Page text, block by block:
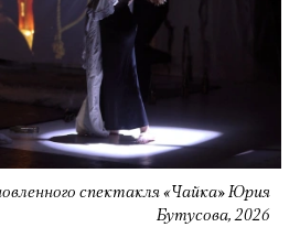
спектакля «Чайка» Юрия
Бутусова, 2026